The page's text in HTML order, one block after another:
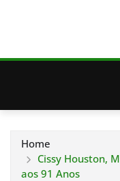
Home
Cissy Houston,
aos 91 Anos